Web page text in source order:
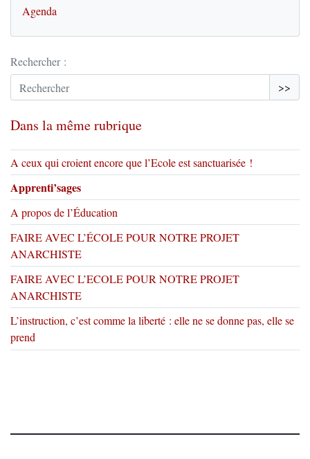
Agenda
Rechercher :
>>
Dans la même rubrique
A ceux qui croient encore que l’Ecole est sanctuarisée !
Apprenti’sages
A propos de l’Éducation
FAIRE AVEC L’ÉCOLE POUR NOTRE PROJET
ANARCHISTE
FAIRE AVEC L’ECOLE POUR NOTRE PROJET
ANARCHISTE
L’instruction, c’est comme la liberté : elle ne se donne pas, elle se
prend